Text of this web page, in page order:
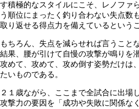
す積極的なスタイルにこそ、レノファ
う順位にまったく釣り合わない失点数
取り返せる得点力を備えているという
もちろん、失点を減らせれば言うこと
結果、腰が引けて自慢の攻撃が鳴りを
攻めて、攻めて、攻め倒す姿勢だけは
たいものである。
２１歳ながら、ここまで全試合に出場
攻撃力の要因を「成功や失敗に関係な